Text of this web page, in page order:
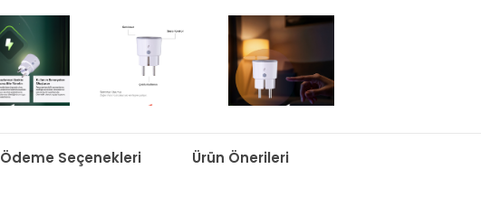
Ödeme Seçenekleri Ürün Önerileri